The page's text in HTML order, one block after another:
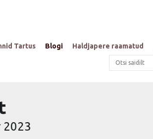
Tartus Blogi Haldjapere raamatud
2023